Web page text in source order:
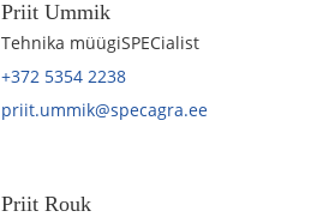
Priit Ummik
Tehnika müügiSPECialist
+372 5354 2238
priit.ummik@specagra.ee
Priit Rouk